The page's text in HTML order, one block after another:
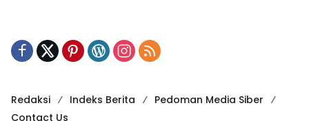
Redaksi Indeks Berita
Pedoman Media Siber
Contact Us